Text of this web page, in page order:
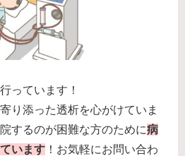
っています！
り添った透析を心がけていま
するのが困難な方のために病
います ！お気軽にお問い合わ